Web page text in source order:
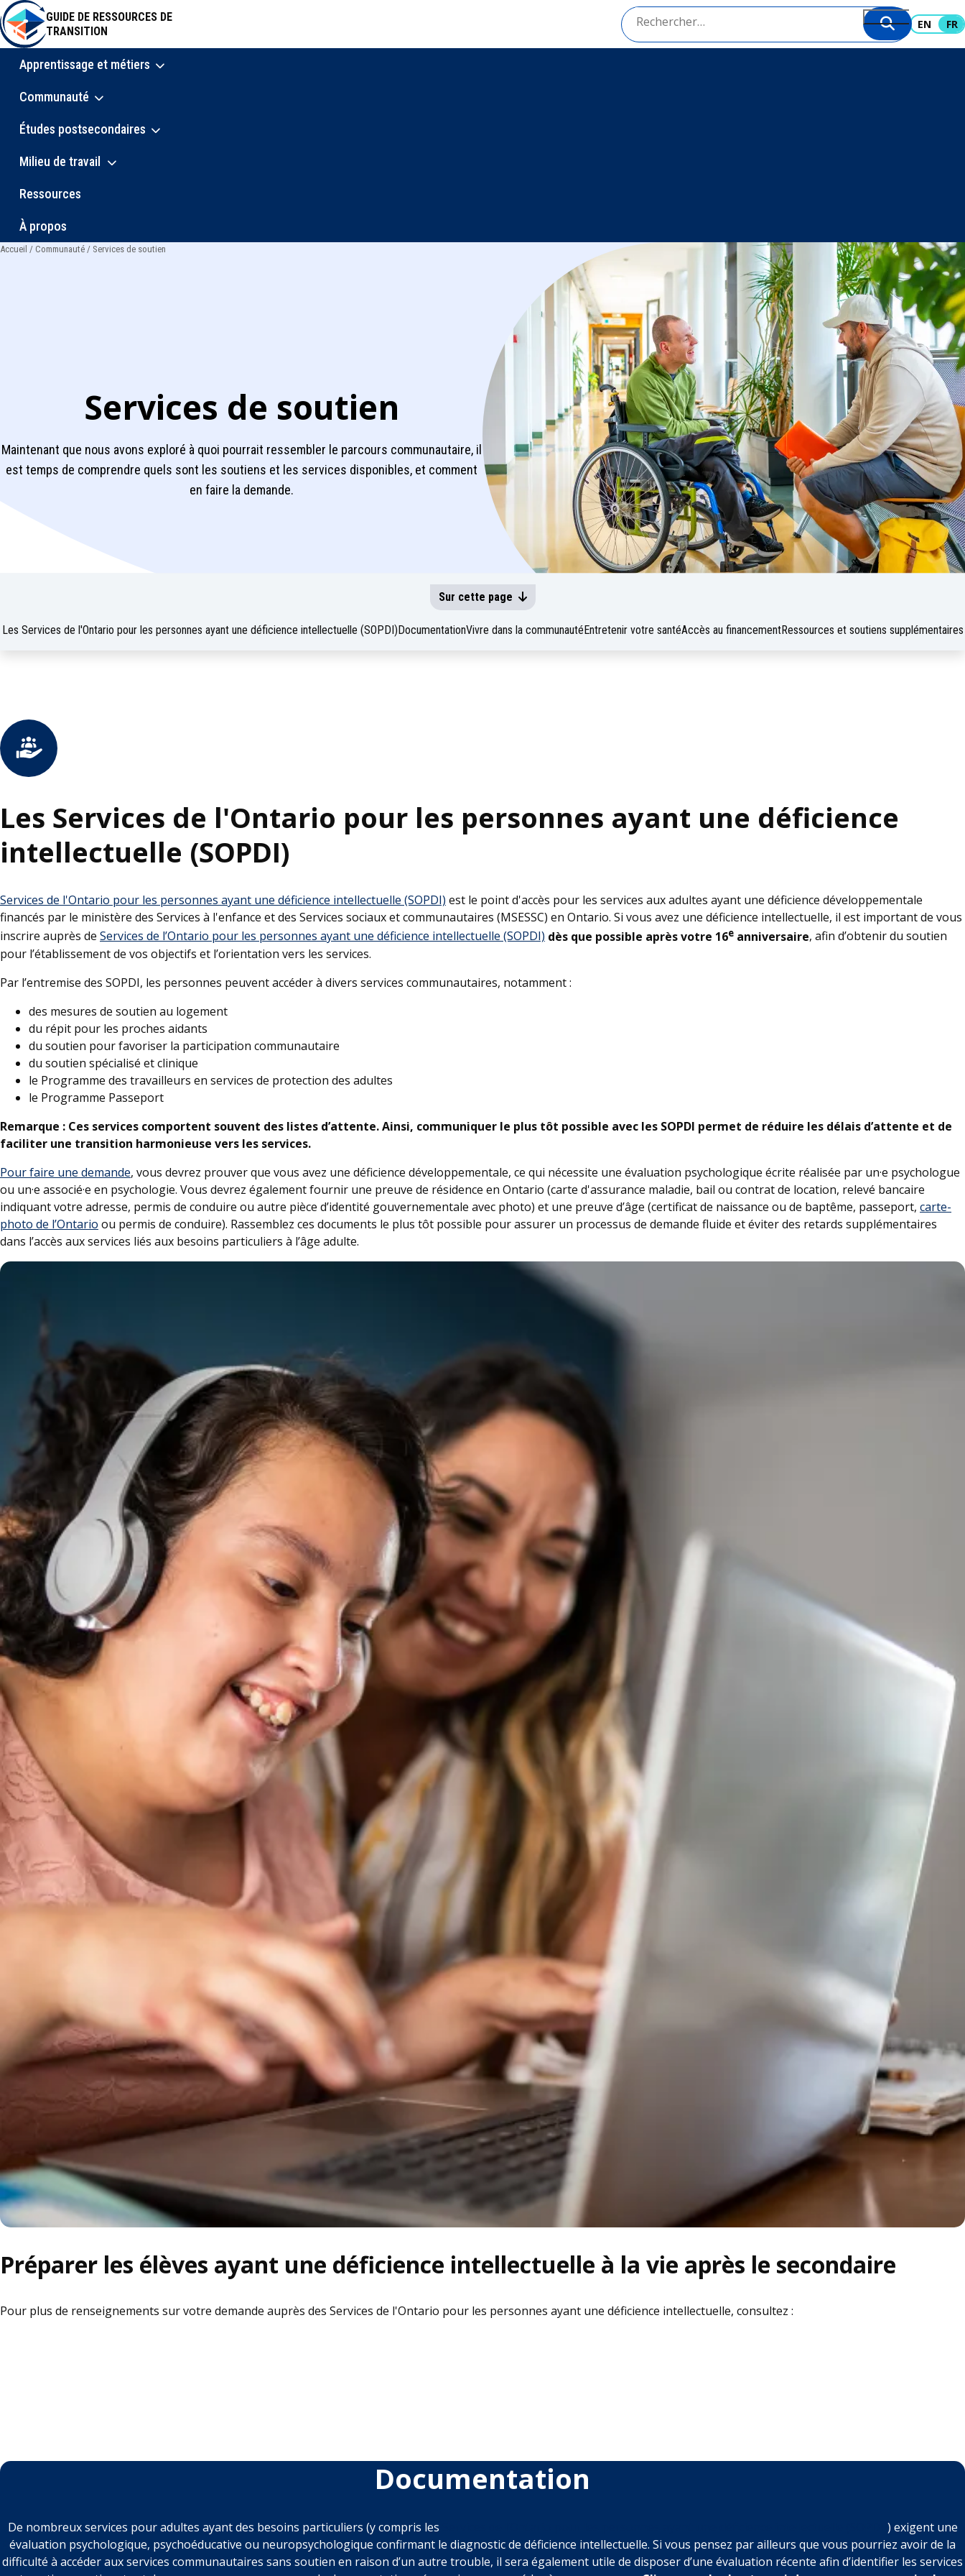
Aller
au
contenu
principal
GUIDE DE RESSOURCES DE
TRANSITION
EN FR
Main
navigation
Apprentissage et métiers
Communauté
Études postsecondaires
Milieu de travail
Ressources
À propos
Accueil Communauté Services de soutien
Services de soutien
Maintenant que nous avons exploré à quoi pourrait ressembler le parcours communautaire, il
est temps de comprendre quels sont les soutiens et les services disponibles, et comment
en faire la demande.
Sur cette page
Les Services de l'Ontario pour les personnes ayant une déficience intellectuelle (SOPDI) DocumentationVivre dans la communauté Entretenir votre santéAccès au financementRessources et soutiens supplémentaires
Les Services de l'Ontario pour les personnes ayant une déficience
intellectuelle (SOPDI)
Services de l'Ontario pour les personnes ayant une déficience intellectuelle (SOPDI) est le point d'accès pour les services aux adultes ayant une déficience développementale
financés par le ministère des Services à l'enfance et des Services sociaux et communautaires (MSESSC) en Ontario. Si vous avez une déficience intellectuelle, il est important de vous
inscrire auprès de Services de l’Ontario pour les personnes ayant une déficience intellectuelle (SOPDI) dès que possible après votre 16e anniversaire, afin d’obtenir du soutien
pour l’établissement de vos objectifs et l’orientation vers les services.
Par l’entremise des SOPDI, les personnes peuvent accéder à divers services communautaires, notamment :
des mesures de soutien au logement
du répit pour les proches aidants
du soutien pour favoriser la participation communautaire
du soutien spécialisé et clinique
le Programme des travailleurs en services de protection des adultes
le Programme Passeport
Remarque : Ces services comportent souvent des listes d’attente. Ainsi, communiquer le plus tôt possible avec les SOPDI permet de réduire les délais d’attente et de
faciliter une transition harmonieuse vers les services.
Pour faire une demande, vous devrez prouver que vous avez une déficience développementale, ce qui nécessite une évaluation psychologique écrite réalisée par un·e psychologue
ou un·e associé·e en psychologie. Vous devrez également fournir une preuve de résidence en Ontario (carte d'assurance maladie, bail ou contrat de location, relevé bancaire
indiquant votre adresse, permis de conduire ou autre pièce d’identité gouvernementale avec photo) et une preuve d’âge (certificat de naissance ou de baptême, passeport, carte-
photo de l’Ontario ou permis de conduire). Rassemblez ces documents le plus tôt possible pour assurer un processus de demande fluide et éviter des retards supplémentaires
dans l’accès aux services liés aux besoins particuliers à l’âge adulte.
Préparer les élèves ayant une déficience intellectuelle à la vie après le secondaire
Pour plus de renseignements sur votre demande auprès des Services de l'Ontario pour les personnes ayant une déficience intellectuelle, consultez :
Documentation
De nombreux services pour adultes ayant des besoins particuliers (y compris les
) exigent une
évaluation psychologique, psychoéducative ou neuropsychologique confirmant le diagnostic de déficience intellectuelle. Si vous pensez par ailleurs que vous pourriez avoir de la
difficulté à accéder aux services communautaires sans soutien en raison d’un autre trouble, il sera également utile de disposer d’une évaluation récente afin d’identifier les services